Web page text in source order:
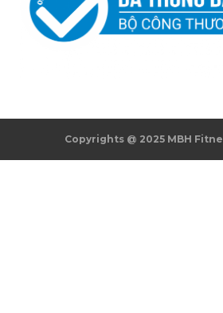
Copyrights @ 2025 MBH